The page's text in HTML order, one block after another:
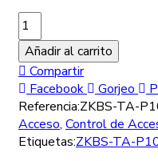
Añadir al carrito
Compartir
Facebook
Gorjeo
Referencia:ZKBS-TA-
Acceso, Control de
Etiquetas:ZKBS-TA-